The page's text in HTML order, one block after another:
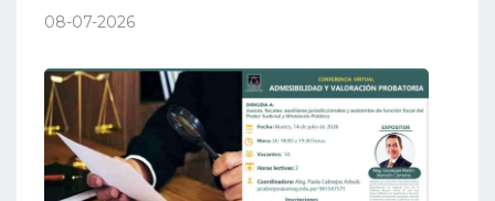
08-07-2026